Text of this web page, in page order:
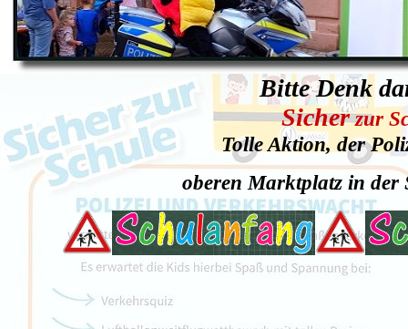
Bitte Denk
Sicherzur
Tolle Aktion, der
oberen Marktplatz in der